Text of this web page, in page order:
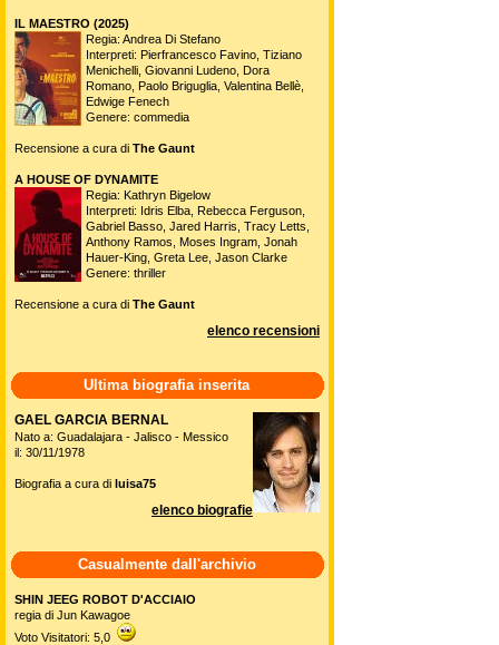
IL MAESTRO (2025)
Regia: Andrea Di Stefano
Interpreti: Pierfrancesco Favino, Tiziano
Menichelli, Giovanni Ludeno, Dora
Romano, Paolo Briguglia, Valentina Bellè,
Edwige Fenech
Genere: commedia
Recensione a cura di The Gaunt
A HOUSE OF DYNAMITE
Regia: Kathryn Bigelow
Interpreti: Idris Elba, Rebecca Ferguson,
Gabriel Basso, Jared Harris, Tracy Letts,
Anthony Ramos, Moses Ingram, Jonah
Hauer-King, Greta Lee, Jason Clarke
Genere: thriller
Recensione a cura di The Gaunt
elenco recensioni
Ultima biografia inserita
GAEL GARCIA BERNAL
Nato a: Guadalajara - Jalisco - Messico
il: 30/11/1978
Biografia a cura di luisa75
elenco biografie
Casualmente dall'archivio
SHIN JEEG ROBOT D'ACCIAIO
regia di Jun Kawagoe
Voto Visitatori: 5,0